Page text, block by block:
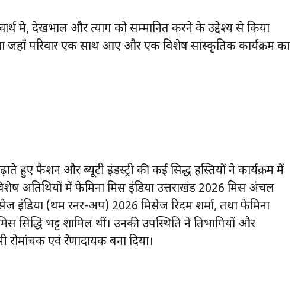
प्रेम, देखभाल और त्याग को सम्मानित करने के उद्देश्य से किया
जहाँ परिवार एक साथ आए और एक विशेष सांस्कृतिक कार्यक्रम का
हुए फैशन और ब्यूटी इंडस्ट्री की कई प्रसिद्ध हस्तियों ने कार्यक्रम में
अतिथियों में फेमिना मिस इंडिया उत्तराखंड 2026 मिस अंचल
इंडिया (प्रथम रनर-अप) 2026 मिसेज रिदम शर्मा, तथा फेमिना
सिद्धि भट्ट शामिल थीं। उनकी उपस्थिति ने प्रतिभागियों और
एवं प्रेरणादायक बना दिया।